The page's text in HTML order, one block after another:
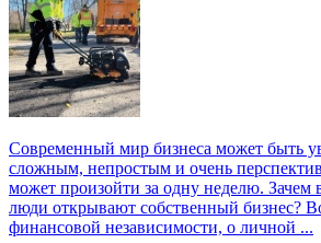
Современный мир бизнеса может быть
сложным, непростым и очень
может произойти за одну неделю.
люди открывают собственный бизнес?
финансовой независимости, о личной ...